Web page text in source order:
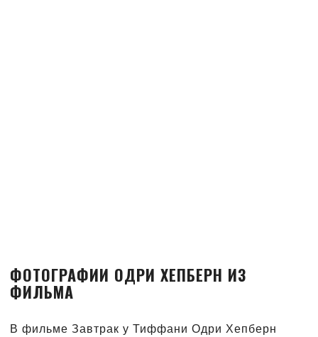
ФОТОГРАФИИ ОДРИ ХЕПБЕРН ИЗ
ФИЛЬМА
В фильме Завтрак у Тиффани Одри Хепберн